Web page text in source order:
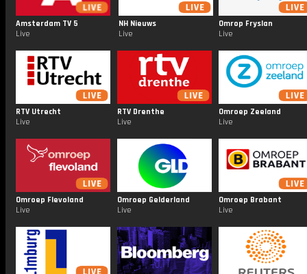
Amsterdam TV 5
Live
NH Nieuws
Live
Omrop Fryslan
Live
RTV Utrecht
Live
RTV Drenthe
Live
Omroep Zeeland
Live
Omroep Flevoland
Live
Omroep Gelderland
Live
Omroep Brabant
Live